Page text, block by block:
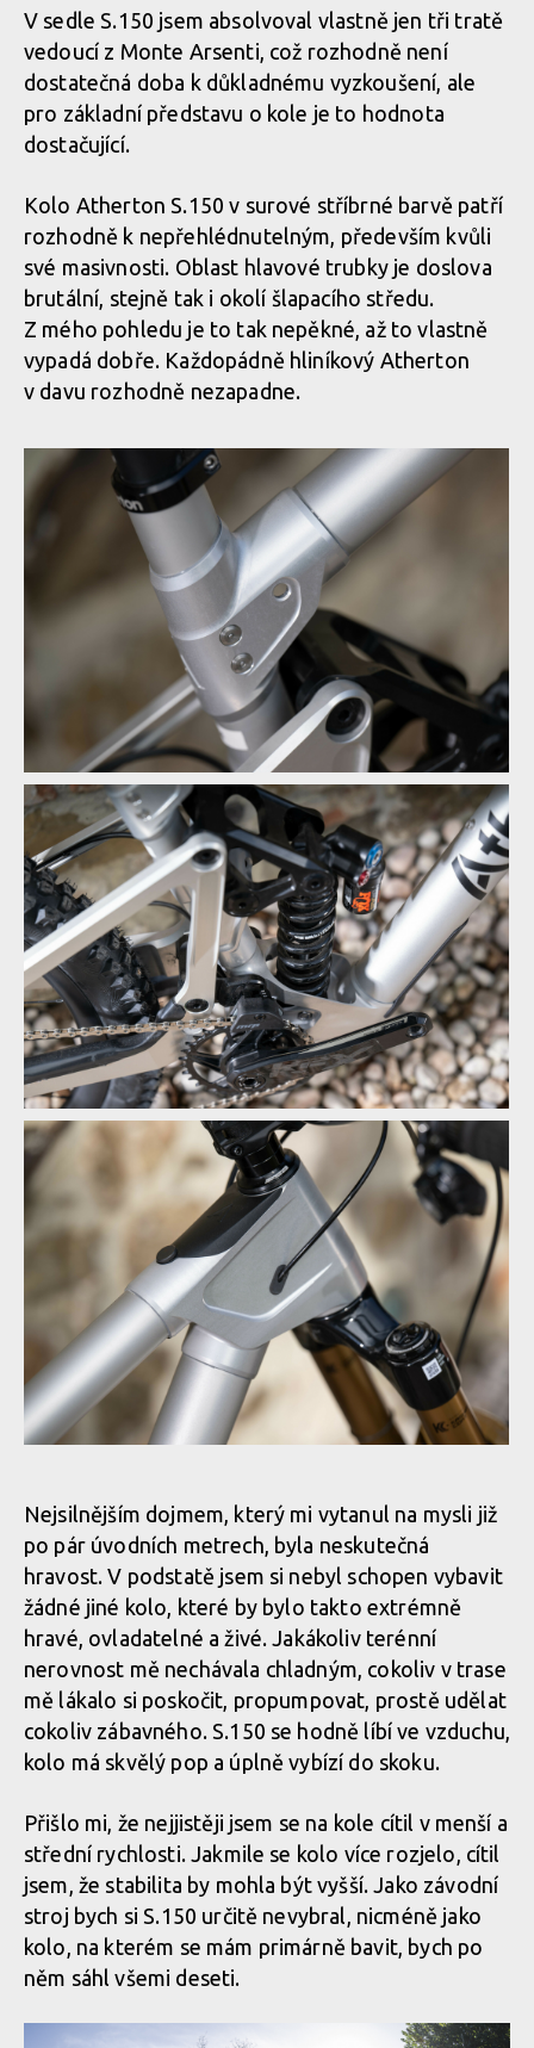
V sedle S.150 jsem absolvoval vlastně jen tři tratě
vedoucí z Monte Arsenti, což rozhodně není
dostatečná doba k důkladnému vyzkoušení, ale
pro základní představu o kole je to hodnota
dostačující.
Kolo Atherton S.150 v surové stříbrné barvě patří
rozhodně k nepřehlédnutelným, především kvůli
své masivnosti. Oblast hlavové trubky je doslova
brutální, stejně tak i okolí šlapacího středu.
Z mého pohledu je to tak nepěkné, až to vlastně
vypadá dobře. Každopádně hliníkový Atherton
v davu rozhodně nezapadne.
Nepřehlédnutelné prvky na rámech řady S
Nepřehlédnutelné prvky na rámech řady S
Nepřehlédnutelné prvky na rámech řady S
Nepřehlédnutelné prvky na rámech řady S
Nepřehlédnutelné prvky na rámech řady S
Nepřehlédnutelné prvky na rámech řady S
Nepřehlédnutelné prvky na rámech řady S
Nepřehlédnutelné prvky na rámech řady S
Nepřehlédnutelné prvky na rámech řady S
Nepřehlédnutelné prvky na rámech řady S
Nepřehlédnutelné prvky na rámech řady S
Nepřehlédnutelné prvky na rámech řady S
Nepřehlédnutelné prvky na rámech řady S
Nejsilnějším dojmem, který mi vytanul na mysli již
po pár úvodních metrech, byla neskutečná
hravost. V podstatě jsem si nebyl schopen vybavit
žádné jiné kolo, které by bylo takto extrémně
hravé, ovladatelné a živé. Jakákoliv terénní
nerovnost mě nechávala chladným, cokoliv v trase
mě lákalo si poskočit, propumpovat, prostě udělat
cokoliv zábavného. S.150 se hodně líbí ve vzduchu,
kolo má skvělý pop a úplně vybízí do skoku.
Přišlo mi, že nejjistěji jsem se na kole cítil v menší a
střední rychlosti. Jakmile se kolo více rozjelo, cítil
jsem, že stabilita by mohla být vyšší. Jako závodní
stroj bych si S.150 určitě nevybral, nicméně jako
kolo, na kterém se mám primárně bavit, bych po
něm sáhl všemi deseti.